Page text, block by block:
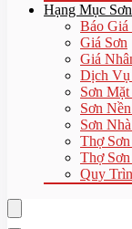
Hạng Mục Sơn
Báo Giá
Giá Sơn
Giá
Dịch Vụ
Sơn Mặt
Sơn
Sơn
Thợ
Thợ
Quy